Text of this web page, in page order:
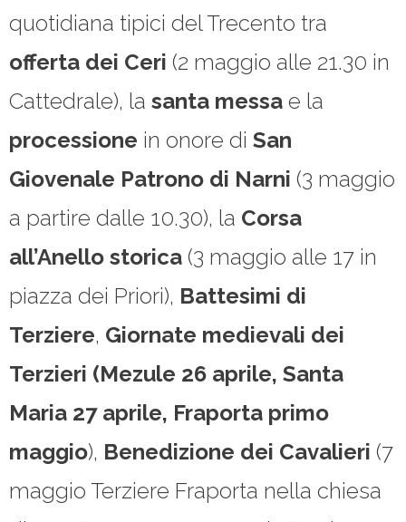
quotidiana tipici del Trecento tra
offerta dei Ceri (2 maggio alle 21.30 in
Cattedrale), la santa messa e la
processione in onore di San
Giovenale Patrono di Narni (3 maggio
a partire dalle 10.30), la Corsa
all’Anello storica (3 maggio alle 17 in
piazza dei Priori), Battesimi di
Terziere, Giornate medievali dei
Terzieri (Mezule 26 aprile, Santa
Maria 27 aprile, Fraporta primo
maggio), Benedizione dei Cavalieri (7
maggio Terziere Fraporta nella chiesa